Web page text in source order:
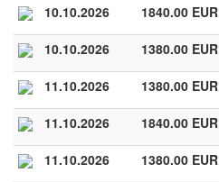
10.10.2026 1840.00 EUR
10.10.2026 1380.00 EUR
11.10.2026 1380.00 EUR
11.10.2026 1840.00 EUR
11.10.2026 1380.00 EUR